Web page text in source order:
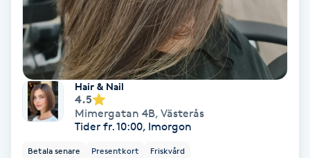
Skinbooster
Sklerosering
Skoinlägg
Skägg
Hair & Nail
4.5
Mimergatan 4B, Västerås
Tider fr. 10:00, Imorgon
Betala senare Presentkort Friskvård